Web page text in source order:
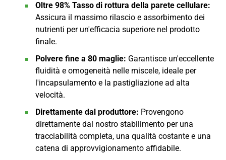
Oltre 98% Tasso di rottura della parete cellulare:
Assicura il massimo rilascio e assorbimento dei
nutrienti per un'efficacia superiore nel prodotto
finale.
Polvere fine a 80 maglie: Garantisce un'eccellente
fluidità e omogeneità nelle miscele, ideale per
l'incapsulamento e la pastigliazione ad alta
velocità.
Direttamente dal produttore: Provengono
direttamente dal nostro stabilimento per una
tracciabilità completa, una qualità costante e una
catena di approvvigionamento affidabile.